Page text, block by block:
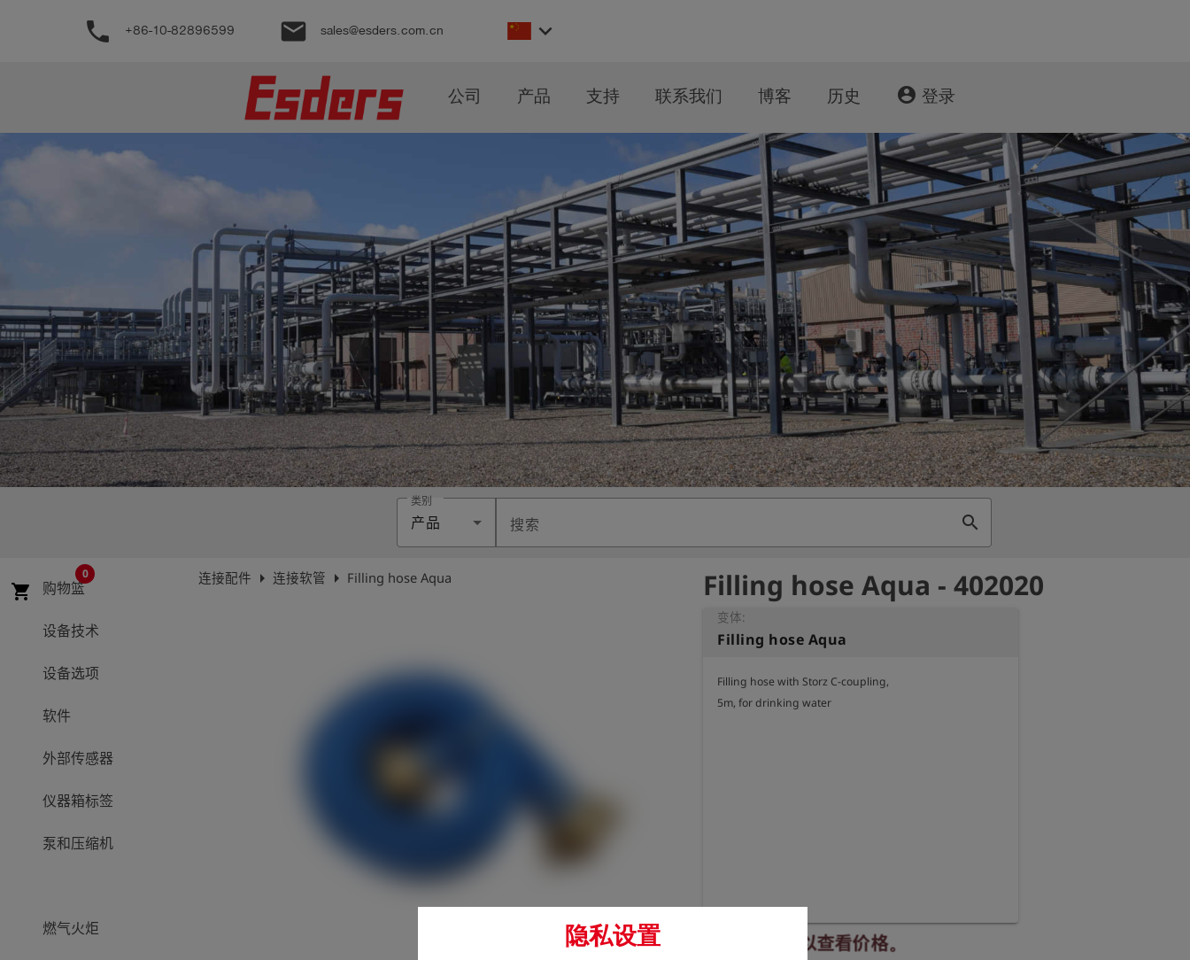
们
博
客
历
史
简
体
中
隐私设置
phone +86-10-82896599 email sales@esders.com.cn keyboard_arrow_down
公司 产品 支持 联系我们 博客 历史 account_circle 登录
类别
产品 搜索 search
shopping_cart 购物篮
0
设备技术
设备选项
软件
外部传感器
仪器箱标签
泵和压缩机
燃气火炬
连接配件 arrow_right 连接软管 arrow_right Filling hose Aqua Filling hose Aqua - 402020
变体:
Filling hose Aqua
Filling hose with Storz C-coupling,
5m, for drinking water
立即注册以查看价格。